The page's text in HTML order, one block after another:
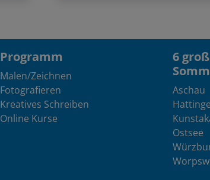
Programm
Malen/Zeichnen
Fotografieren
Kreatives Schreiben
Online Kurse
6
Aschau
Ostsee